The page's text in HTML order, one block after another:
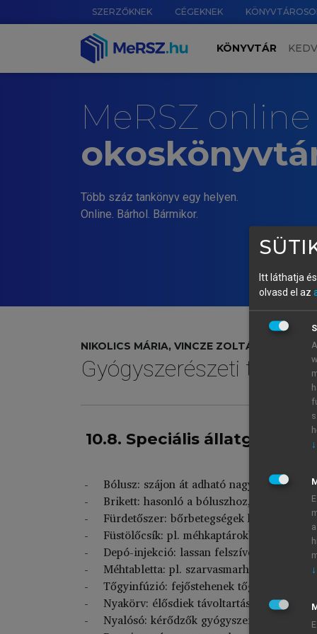
SZERZŐKNEK CÉGEKNEK
KÖNYVTÁR
MeRSZ online
Több száz tankönyv egy helyen.
Online. Bárhol. Bármikor.
NIKOLICS MÁRIA, VINCZE ZOLTÁN, ZELKÓ
Gyógyszerészeti
10.8. Speciális
Bólusz: szájon át adható nagyméretű
Brikett: hasonló a bóluszhoz, préseléssel
Fürdetőszer: bőrbetegségek kezelésére,
Füstölőcsík: pl. méhkaptárokban
Depó-injekció: lassan felszívódó
Méhtabletta: pl. szarvasmarhák
Tőgyinfúzió: fejőstehenek
Nyakörv: élősdiek távoltartására
Nyalósó: kérődzők gyógyszerkezelésére
Itt láthatja
olvasd el az
↓
↓